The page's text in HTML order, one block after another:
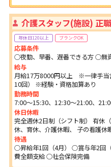
介護スタッフ(施設) 正
年休日120以上 ブランクOK
応募条件
○夜勤、早番、遅番できる方 ○
給与
月給17万8000円以上 ※一律手当
10回） ※経験・資格加算あり
勤務時間
7:00～15:30、12:30～21:00、
休日休暇
完全週休2日制（シフト制） 有休
休、育休、介護休暇、 子の看護
待遇
○昇給年1回（4月） ○賞与年2回
費全額支給 ○社会保険完備